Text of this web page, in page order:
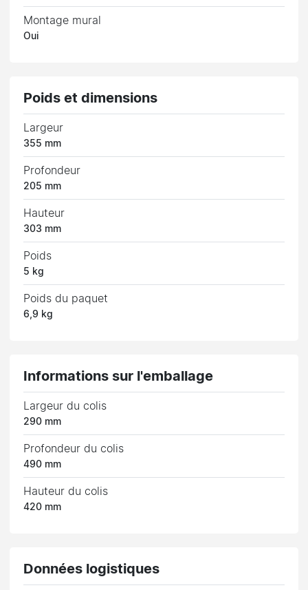
Montage mural
Oui
Poids et dimensions
Largeur
355 mm
Profondeur
205 mm
Hauteur
303 mm
Poids
5 kg
Poids du paquet
6,9 kg
Informations sur l'emballage
Largeur du colis
290 mm
Profondeur du colis
490 mm
Hauteur du colis
420 mm
Données logistiques